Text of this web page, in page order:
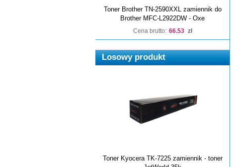
Toner Brother TN-2590XXL zamiennik do
Brother MFC-L2922DW - Oxe
Cena brutto: 66.53 zł
Losowy produkt
Toner Kyocera TK-7225 zamiennik - toner